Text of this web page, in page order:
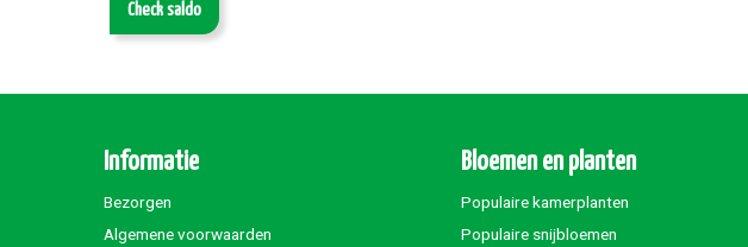
Check saldo
Informatie
Bezorgen
Algemene voorwaarden
Bloemen en planten
Populaire kamerplanten
Populaire snijbloemen